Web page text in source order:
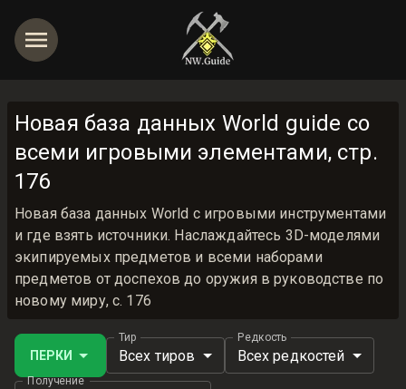
Новая база данных World guide со
всеми игровыми элементами, стр.
176
Новая база данных World с игровыми инструментами
и где взять источники. Наслаждайтесь 3D-моделями
экипируемых предметов и всеми наборами
предметов от доспехов до оружия в руководстве по
новому миру, с. 176
ПЕРКИ
Тир
Всех тиров
Редкость
Всех редкостей
Получение